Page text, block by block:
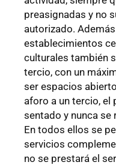
preasignadas y no
autorizado.
establecimientos
culturales también
tercio, con un
ser espacios
aforo a un tercio, el
sentado y nunca se
En todos ellos se
servicios
no se prestará el